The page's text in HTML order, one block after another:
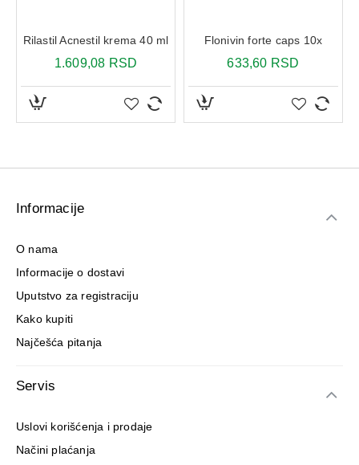
Natrijum bikarbonat
Aloe barbadensis (Aloe vera)
Askorbinska kiselina (vitamin C)
Rilastil Acnestil krema 40 ml
1.609,08 RSD
Flonivin forte caps 10x
633,60 RSD
Informacije
O nama
Informacije o dostavi
Uputstvo za registraciju
Kako kupiti
Najčešća pitanja
Servis
Uslovi korišćenja i prodaje
Načini plaćanja